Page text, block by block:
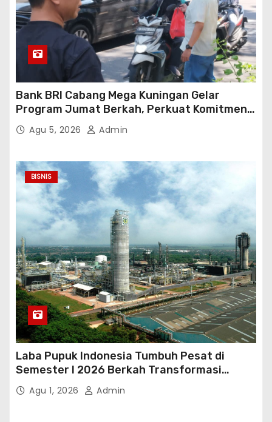
Bank BRI Cabang Mega Kuningan Gelar
Program Jumat Berkah, Perkuat Komitmen
untuk Saling Berbagai Kepada Masyarakat
Sekitar Kawasan Mega Kuningan
Agu 5, 2026 Admin
BISNIS
Laba Pupuk Indonesia Tumbuh Pesat di
Semester I 2026 Berkah Transformasi
Danantara
Agu 1, 2026 Admin